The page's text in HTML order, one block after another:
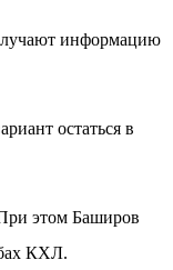
информацию
остаться в
этом Баширов
КХЛ.